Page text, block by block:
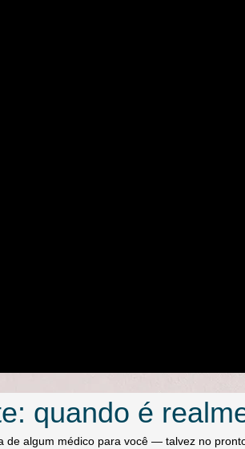
quando é
de algum médico para você — talvez no